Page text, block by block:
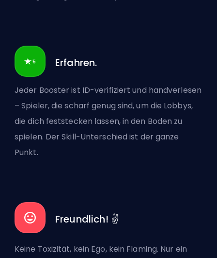
Erfahren.
Jeder Booster ist ID-verifiziert und handverlesen
– Spieler, die scharf genug sind, um die Lobbys,
die dich feststecken lassen, in den Boden zu
spielen. Der Skill-Unterschied ist der ganze
Punkt.
Freundlich! ✌️
Keine Toxizität, kein Ego, kein Flaming. Nur ein